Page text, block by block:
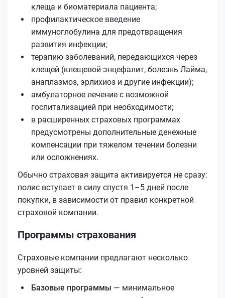
клеща и биоматериала пациента;
профилактическое введение
иммуноглобулина для предотвращения
развития инфекции;
терапию заболеваний, передающихся через
клещей (клещевой энцефалит, болезнь Лайма,
анаплазмоз, эрлихиоз и другие инфекции);
амбулаторное лечение с возможной
госпитализацией при необходимости;
в расширенных страховых программах
предусмотрены дополнительные денежные
компенсации при тяжелом течении болезни
или осложнениях.
Обычно страховая защита активируется не сразу:
полис вступает в силу спустя 1–5 дней после
покупки, в зависимости от правил конкретной
страховой компании.
Программы страхования
Страховые компании предлагают несколько
уровней защиты:
Базовые программы — минимальное